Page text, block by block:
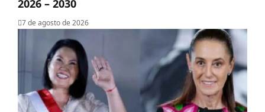
2026 – 2030
7 de agosto de 2026